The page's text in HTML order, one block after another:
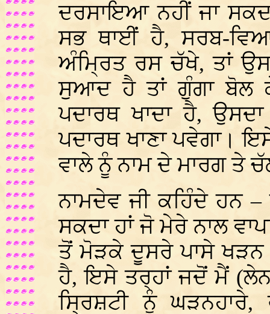
ਦਰਸਾਇਆ ਨਹੀਂ ਜਾ
ਸਭ ਥਾਈਂ ਹੈ, ਸਰਬ-
ਅੰਮ੍ਰਿਤ ਰਸ ਚੱਖੇ, ਤਾਂ
ਸੁਆਦ ਹੈ ਤਾਂ ਗੁੰਗਾ ਬੋਲ
ਪਦਾਰਥ ਖਾਦਾ ਹੈ,
ਪਦਾਰਥ ਖਾਣਾ ਪਵੇਗਾ।
ਵਾਲੇ ਨੂੰ ਨਾਮ ਦੇ ਮਾਰਗ ਤੇ
ਨਾਮਦੇਵ ਜੀ ਕਹਿੰਦੇ ਹਨ
ਸਕਦਾ ਹਾਂ ਜੋ ਮੇਰੇ ਨਾਲ
ਤੋਂ ਮੋੜਕੇ ਦੂਸਰੇ ਪਾਸੇ ਖੜਨ
ਹੈ, ਇਸੇ ਤਰ੍ਹਾਂ ਜਦੋਂ ਮੈਂ
ਸ੍ਰਿਸ਼ਟੀ ਨੂੰ